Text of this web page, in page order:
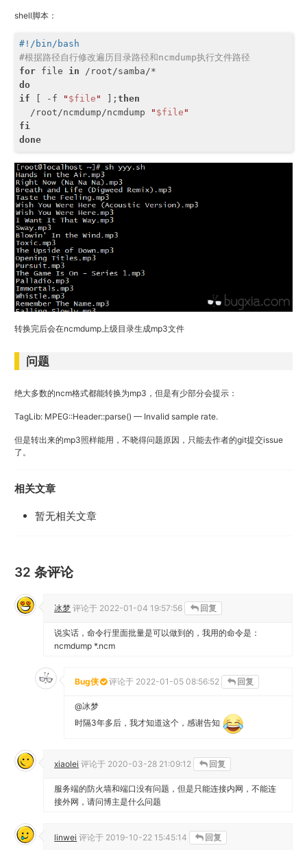
shell脚本：
#!/bin/bash
#根据路径自行修改遍历目录路径和ncmdump执行文件路径
for file in
do
if
-f " $file " ]; then
  /root/ncmdump/ncmdump
" $file "
fi
done
转换完后会在ncmdump上级目录生成mp3文件
问题
绝大多数的ncm格式都能转换为mp3，但是有少部分会提示：
TagLib: MPEG::Header::parse() — Invalid sample rate.
但是转出来的mp3照样能用，不晓得问题原因，只能去作者的git提交issue
了。
相关文章
暂无相关文章
32 条评论
冰梦 评论于 2022-01-04 19:57:56 回复
说实话，命令行里面批量是可以做到的，我用的命令是：
ncmdump *.ncm
Bug侠 评论于 2022-01-05 08:56:52 回复
@冰梦
时隔3年多后，我才知道这个，感谢告知
xiaolei 评论于 2020-03-28 21:09:12 回复
服务端的防火墙和端口没有问题，但是只能连接内网，不能连
接外网，请问博主是什么问题
linwei 评论于 2019-10-22 15:45:14 回复